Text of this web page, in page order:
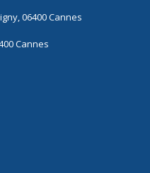
06400 Cannes
Cannes